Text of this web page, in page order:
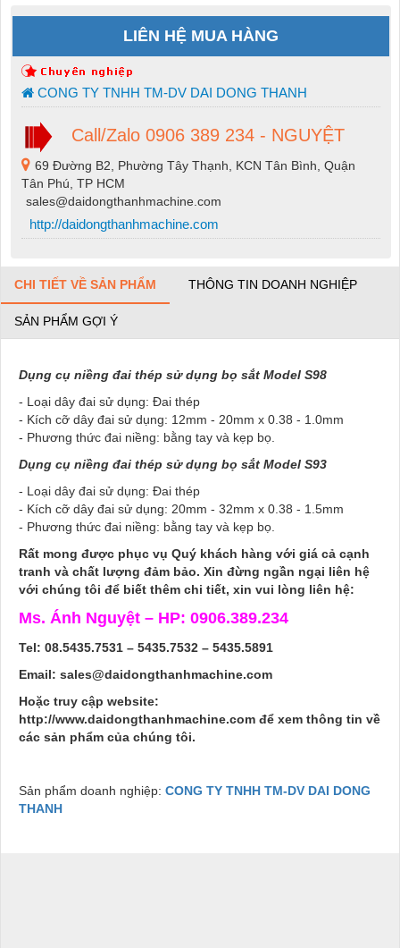
LIÊN HỆ MUA HÀNG
CONG TY TNHH TM-DV DAI DONG THANH
Call/Zalo 0906 389 234 - NGUYỆT
69 Đường B2, Phường Tây Thạnh, KCN Tân Bình, Quận
Tân Phú, TP HCM
sales@daidongthanhmachine.com
http://daidongthanhmachine.com
CHI TIẾT VỀ SẢN PHẨM THÔNG TIN DOANH NGHIỆP
SẢN PHẨM GỢI Ý
Dụng cụ niềng đai thép sử dụng bọ sắt Model S98
- Loại dây đai sử dụng: Đai thép
- Kích cỡ dây đai sử dụng: 12mm - 20mm x 0.38 - 1.0mm
- Phương thức đai niềng: bằng tay và kẹp bọ.
Dụng cụ niềng đai thép sử dụng bọ sắt Model S93
- Loại dây đai sử dụng: Đai thép
- Kích cỡ dây đai sử dụng: 20mm - 32mm x 0.38 - 1.5mm
- Phương thức đai niềng: bằng tay và kẹp bọ.
Rất mong được phục vụ Quý khách hàng với giá cả cạnh
tranh và chất lượng đảm bảo. Xin đừng ngần ngại liên hệ
với chúng tôi để biết thêm chi tiết, xin vui lòng liên hệ:
Ms. Ánh Nguyệt – HP: 0906.389.234
Tel: 08.5435.7531 – 5435.7532 – 5435.5891
Email: sales@daidongthanhmachine.com
Hoặc truy cập website:
http://www.daidongthanhmachine.com để xem thông tin về
các sản phẩm của chúng tôi.
Sản phẩm doanh nghiệp: CONG TY TNHH TM-DV DAI DONG
THANH